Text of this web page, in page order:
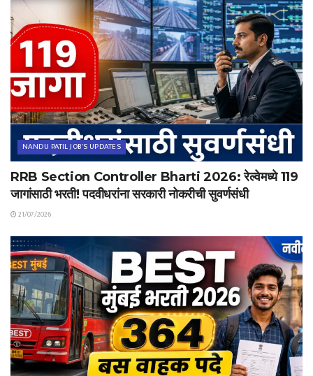
NANDU PATIL JOB'S UPDATES
RRB Section Controller Bharti 2026: रेल्वेमध्ये 119
जागांसाठी भरती! पदवीधरांना सरकारी नोकरीची सुवर्णसंधी
21/07/2026